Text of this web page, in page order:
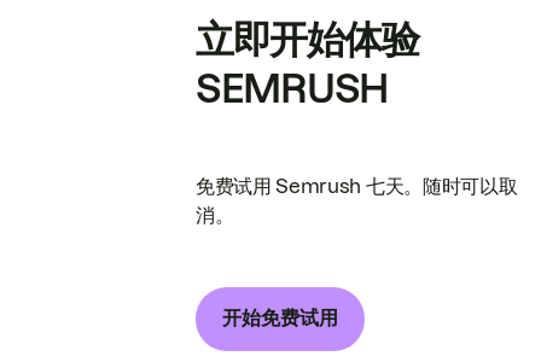
立即开始体验
SEMRUSH
免费试用 Semrush 七天。随时可以取
消。
开始免费试用